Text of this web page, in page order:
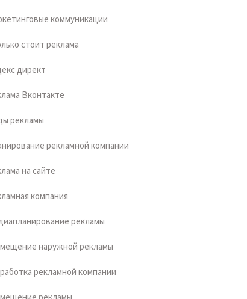
коммуникации
стоит реклама
директ
Вконтакте
рекламы
рекламной компании
на сайте
компания
рекламы
наружной рекламы
рекламной компании